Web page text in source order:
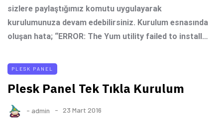
sizlere paylaştığımız komutu uygulayarak
kurulumunuza devam edebilirsiniz. Kurulum esnasında
oluşan hata; “ERROR: The Yum utility failed to install…
PLESK PANEL
Plesk Panel Tek Tıkla Kurulum
- admin 23 Mart 2016